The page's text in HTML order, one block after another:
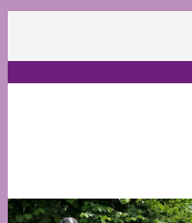
to
content